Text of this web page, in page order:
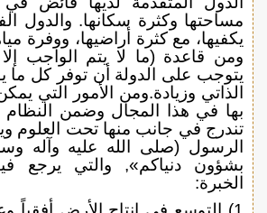
مساحتها وكثرة سكانها. والدول
يكفيها، مع كثرة أراضيها، ووفرة
ومن قاعدة (ما لا يتم الواجب
يتوجب على الدولة أن توفر كل ما
الذاتي وزيادة.ومن الأمور التي
بها في هذا المجال وضمن النظام
تندرج في جانب منها تحت العلوم
الرسول (صلى الله عليه وآله
بشؤون دنياكم», والتي يرجع
الخبرة: